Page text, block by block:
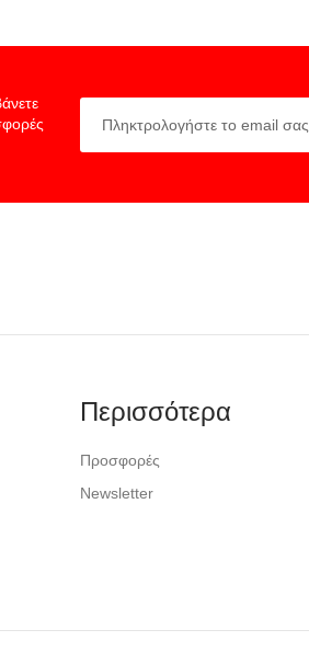
Περισσότερα
Προσφορές
Newsletter